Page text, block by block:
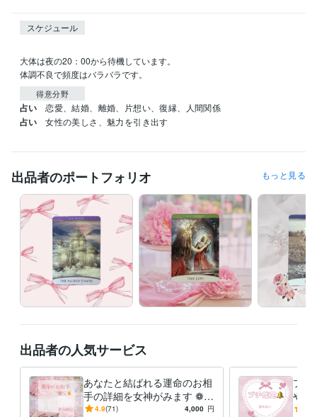
スケジュール
大体は夜の20：00から待機しています。
体調不良で頻度はバラバラです。
得意分野
占い 恋愛、結婚、離婚、片想い、復縁、人間関係
占い 女性の美しさ、魅力を引き出す
出品者のポートフォリオ もっと見る
出品者の人気サービス
あなたと結ばれる運命のお相
手の詳細を女神がみます ❁メ
ッセージ版❁恋愛❁結婚❁出
4.9(71) 4,000 円
プチ
やカ
分